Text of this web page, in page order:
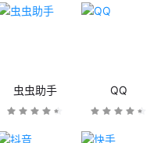
虫虫助手 QQ